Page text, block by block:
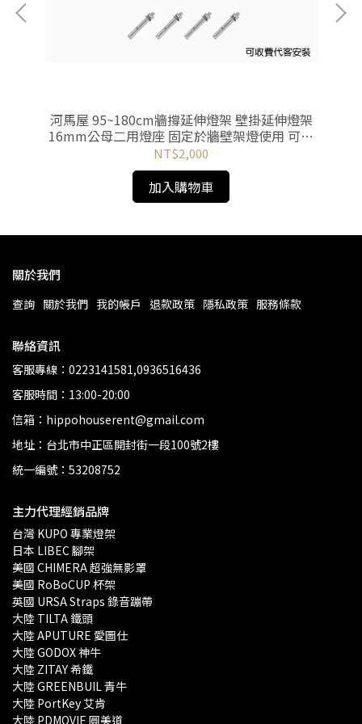
河馬屋 95~180cm牆撐延伸燈架 壁掛延伸燈架
16mm公母二用燈座 固定於牆壁架燈使用 可收
費代客安裝
NT$2,000
加入購物車
關於我們
查詢 關於我們 我的帳戶 退款政策 隱私政策 服務條款
聯絡資訊
客服專線：0223141581,0936516436
客服時間：13:00-20:00
信箱：hippohouserent@gmail.com
地址：台北市中正區開封街一段100號2樓
統一編號：53208752
主力代理經銷品牌
台灣 KUPO 專業燈架
日本 LIBEC 腳架
美國 CHIMERA 超強無影罩
美國 RoBoCUP 杯架
英國 URSA Straps 錄音蹦帶
大陸 TILTA 鐵頭
大陸 APUTURE 愛圖仕
大陸 GODOX 神牛
大陸 ZITAY 希鐵
大陸 GREENBUIL 青牛
大陸 PortKey 艾肯
大陸 PDMOVIE 圓美道